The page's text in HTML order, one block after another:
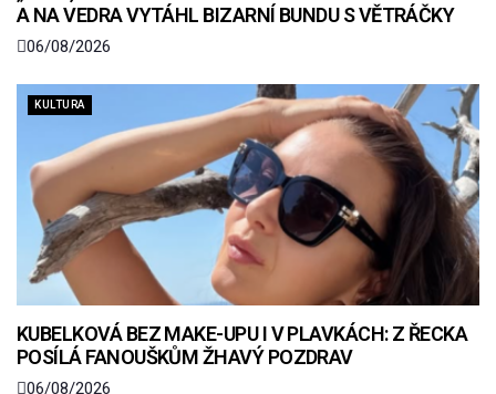
A NA VEDRA VYTÁHL BIZARNÍ BUNDU S VĚTRÁČKY
06/08/2026
KULTURA
KUBELKOVÁ BEZ MAKE-UPU I V PLAVKÁCH: Z ŘECKA
POSÍLÁ FANOUŠKŮM ŽHAVÝ POZDRAV
06/08/2026